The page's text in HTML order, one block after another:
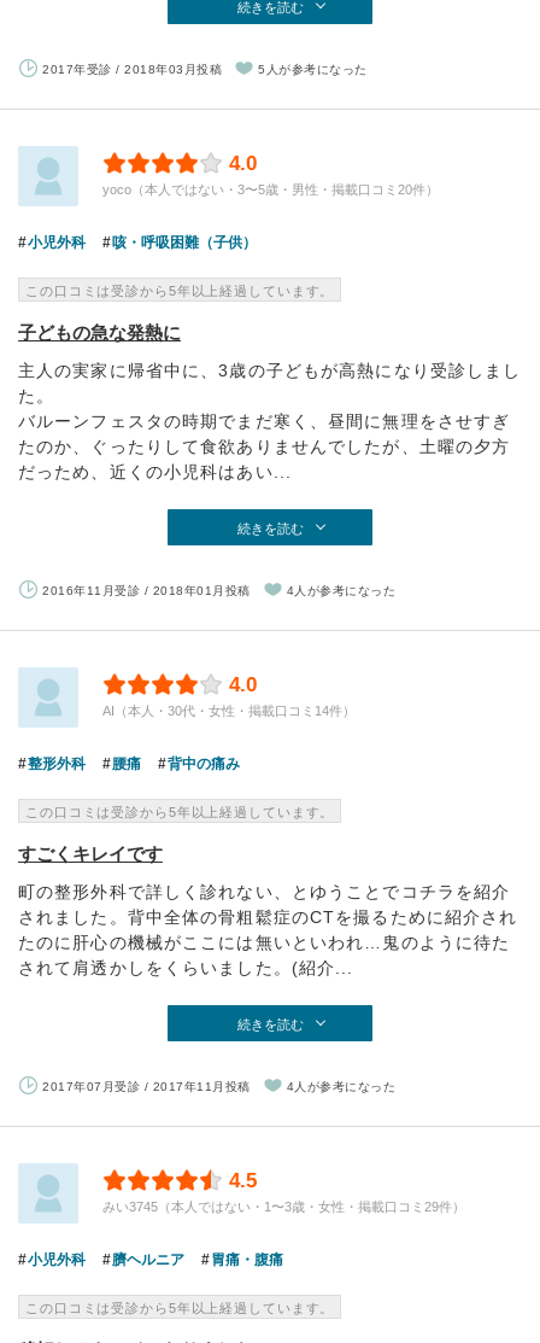
続きを読む
2017年受診 / 2018年03月投稿 5人が参考になった
4.0
yoco（本人ではない・3〜5歳・男性・掲載口コミ20件）
小児外科 咳・呼吸困難（子供）
この口コミは受診から5年以上経過しています。
子どもの急な発熱に
主人の実家に帰省中に、3歳の子どもが高熱になり受診しまし
た。
バルーンフェスタの時期でまだ寒く、昼間に無理をさせすぎ
たのか、ぐったりして食欲ありませんでしたが、土曜の夕方
だっため、近くの小児科はあい...
続きを読む
2016年11月受診 / 2018年01月投稿 4人が参考になった
4.0
AI（本人・30代・女性・掲載口コミ14件）
整形外科 腰痛 背中の痛み
この口コミは受診から5年以上経過しています。
すごくキレイです
町の整形外科で詳しく診れない、とゆうことでコチラを紹介
されました。背中全体の骨粗鬆症のCTを撮るために紹介され
たのに肝心の機械がここには無いといわれ…鬼のように待た
されて肩透かしをくらいました。(紹介...
続きを読む
2017年07月受診 / 2017年11月投稿 4人が参考になった
4.5
みい3745（本人ではない・1〜3歳・女性・掲載口コミ29件）
小児外科 臍ヘルニア 胃痛・腹痛
この口コミは受診から5年以上経過しています。